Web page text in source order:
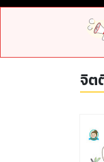
จิต